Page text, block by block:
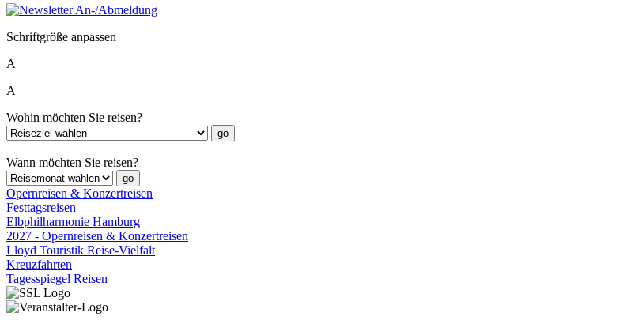
Schriftgröße anpassen
A
A
Wohin möchten Sie reisen?
Wann möchten Sie reisen?
Opernreisen & Konzertreisen
Festtagsreisen
Elbphilharmonie Hamburg
2027 - Opernreisen & Konzertreisen
Lloyd Touristik Reise-Vielfalt
Kreuzfahrten
Tagesspiegel Reisen